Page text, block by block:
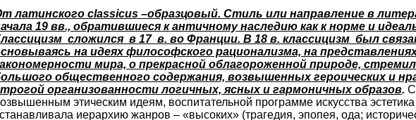
латинского classicus –образцовый. Стиль или направление в
19 вв., обратившиеся к античному наследию как к норме и
сложился в 17 в. во Франции. В 18 в. классицизм был
на идеях философского рационализма, на
мира, о прекрасной облагороженной природе,
общественного содержания, возвышенных героических и
организованности логичных, ясных и гармоничных образов.
этическим идеям, воспитательной программе искусства
иерархию жанров – «высоких» (трагедия, эпопея, ода;